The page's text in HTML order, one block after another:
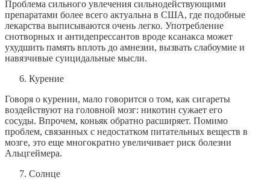
Проблема сильного увлечения сильнодействующими
препаратами более всего актуальна в США, где подобные
лекарства выписываются очень легко. Употребление
снотворных и антидепрессантов вроде ксанакса может
ухудшить память вплоть до амнезии, вызвать слабоумие и
навязчивые суицидальные мысли.
Курение
Говоря о курении, мало говорится о том, как сигареты
воздействуют на головной мозг: никотин сужает его
сосуды. Впрочем, коньяк обратно расширяет. Помимо
проблем, связанных с недостатком питательных веществ в
мозге, это еще многократно увеличивает риск болезни
Альцгеймера.
Солнце